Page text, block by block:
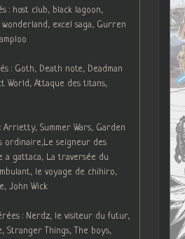
: host club, black lagoon,
excel saga, Gurren
: Goth, Death note, Deadman
World, Attaque des titans,
Arrietty, Summer Wars, Garden
ordinaire,Le seigneur des
a gattaca, La traversée du
le voyage de chihiro,
John Wick
: Nerdz, le visiteur du futur,
Stranger Things, The boys,